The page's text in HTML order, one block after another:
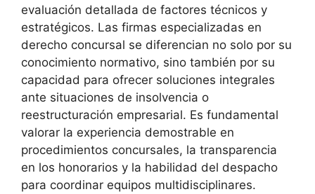
evaluación detallada de factores técnicos y
estratégicos. Las firmas especializadas en
derecho concursal se diferencian no solo por su
conocimiento normativo, sino también por su
capacidad para ofrecer soluciones integrales
ante situaciones de insolvencia o
reestructuración empresarial. Es fundamental
valorar la experiencia demostrable en
procedimientos concursales, la transparencia
en los honorarios y la habilidad del despacho
para coordinar equipos multidisciplinares.